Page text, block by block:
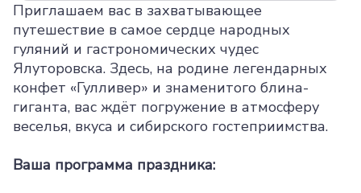
Приглашаем вас в захватывающее
путешествие в самое сердце народных
гуляний и гастрономических чудес
Ялуторовска. Здесь, на родине легендарных
конфет «Гулливер» и знаменитого блина-
гиганта, вас ждёт погружение в атмосферу
веселья, вкуса и сибирского гостеприимства.
Ваша программа праздника: